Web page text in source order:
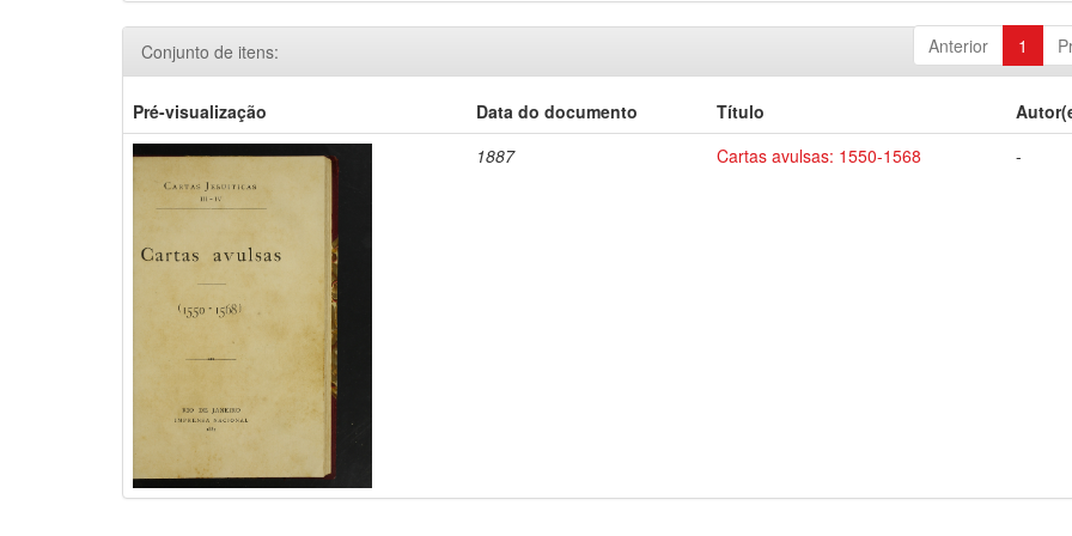
Anterior 1
Conjunto de itens:
Pré-visualização Data do documento Título
1887
Cartas avulsas: 1550-1568 -